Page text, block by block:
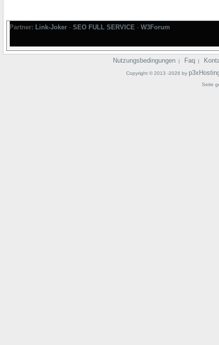
Partner: Link-Joker - SEO FULL SERVICE - W3Forum
Nutzungsbedingungen | Faq |
Copyright © 2013 -2026 by
Seite